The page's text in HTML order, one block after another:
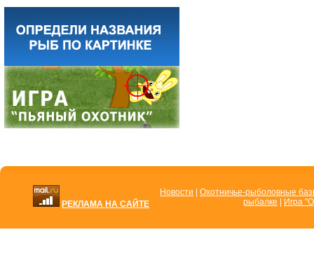
РЕКЛАМА НА САЙТЕ
Новости
Охотничье-рыболовные
рыбалке
Игра